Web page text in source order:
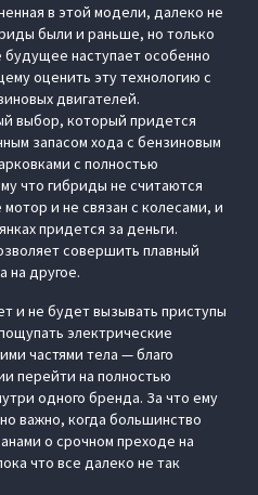
в этой модели, далеко не
были и раньше, но только
будущее наступает особенно
оценить эту технологию с
двигателей.
выбор, который придется
запасом хода с бензиновым
с полностью
что гибриды не считаются
и не связан с колесами, и
придется за деньги.
совершить плавный
на другое.
и не будет вызывать приступы
электрические
частями тела — благо
перейти на полностью
одного бренда. За что ему
важно, когда большинство
о срочном преходе на
что все далеко не так